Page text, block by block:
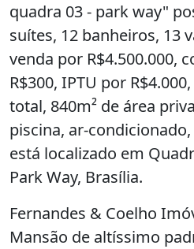
quadra 03 - park way"
suítes, 12 banheiros, 13
venda por R$4.500.000,
R$300, IPTU por
total, 840m² de área
piscina, ar-
está localizado em
Park Way, Brasília.
Fernandes & Coelho
Mansão de altíssimo